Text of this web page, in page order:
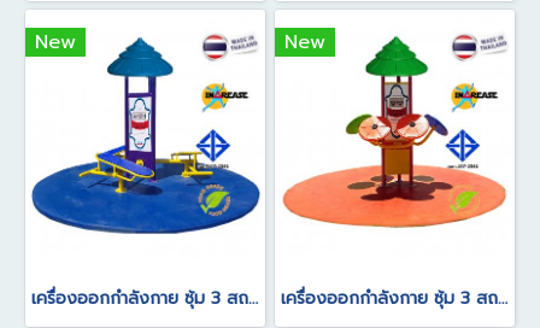
New
เครื่องออกกำลังกาย ซุ้ม 3 สถานีบาร์นอนซิทอัพ
New
เครื่องออกกำลังกาย ซุ้ม 3 สถานีแป้นหมุนบริหารแขนไหล่นวดฝ่ามือ